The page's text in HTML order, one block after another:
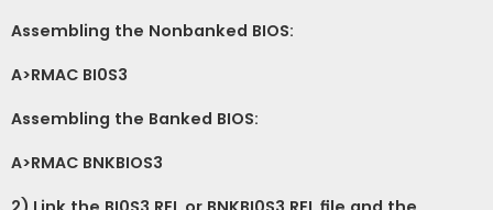
Assembling the Nonbanked BIOS:
A>RMAC BI0S3
Assembling the Banked BIOS:
A>RMAC BNKBIOS3